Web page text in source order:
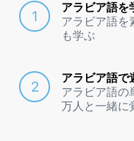
アラビア語を
アラビア語を
も学ぶ
アラビア語で
アラビア語の
万人と一緒に